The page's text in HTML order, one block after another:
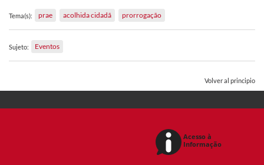
Tema(s): prae acolhida cidadã prorrogação
Sujeto: Eventos
Volver al principio